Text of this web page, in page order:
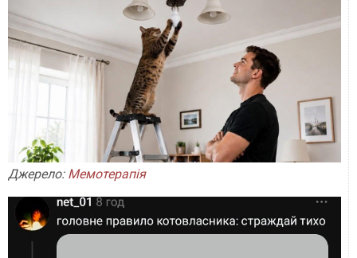
Джерело: Мемотерапія